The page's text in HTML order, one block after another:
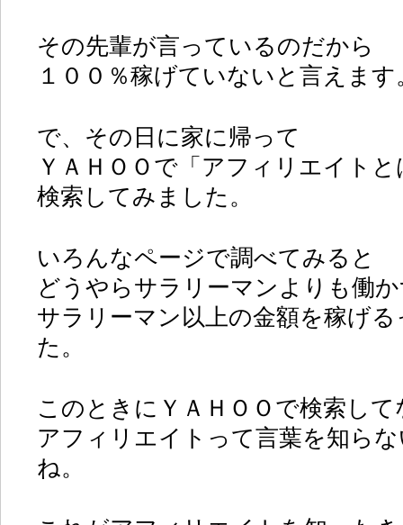
その先輩が言っているのだから
１００％稼げていないと言えます
で、その日に家に帰って
ＹＡＨＯＯで「アフィリエイト
検索してみました。
いろんなページで調べてみると
どうやらサラリーマンよりも働
サラリーマン以上の金額を稼げ
た。
このときにＹＡＨＯＯで検索し
アフィリエイトって言葉を知ら
ね。